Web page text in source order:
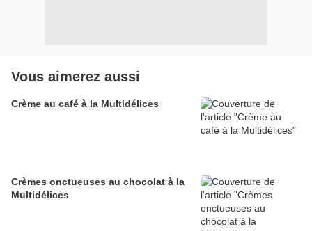
Vous aimerez aussi
Crème au café à la Multidélices
Crèmes onctueuses au chocolat à la
Multidélices